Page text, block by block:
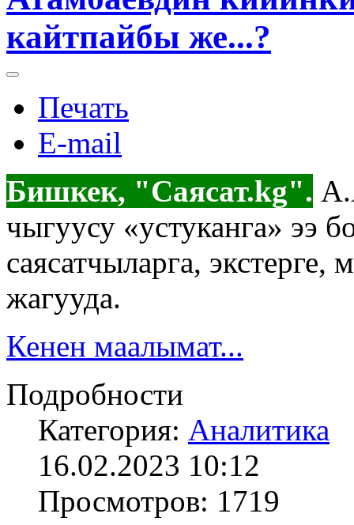
кайтпайбы же...?
Печать
E-mail
Бишкек, "Саясат.kg".
чыгуусу «устуканга» ээ
саясатчыларга,
жагууда.
Кенен маалымат...
Подробности
Категория: Аналитика
16.02.2023 10:12
Просмотров: 1719